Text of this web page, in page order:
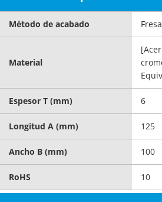
Método de acabado
Material
Espesor T (mm) 6
Longitud A (mm) 125
Ancho B (mm) 100
RoHS 10